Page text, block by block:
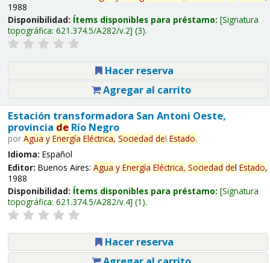
1988
Disponibilidad: Ítems disponibles para préstamo: Signatura
topográfica: 621.374.5/A282/v.2 (3).
Hacer reserva
Agregar al carrito
Estación transformadora San Antoni Oeste,
provincia deRío Negro
por Agua y Energía Eléctrica, Sociedad del Estado.
Idioma: Español
Editor: Buenos Aires: Agua y Energía Eléctrica, Sociedad del Estado,
1988
Disponibilidad: Ítems disponibles para préstamo: Signatura
topográfica: 621.374.5/A282/v.4 (1).
Hacer reserva